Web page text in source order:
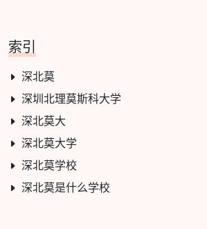
索引
深北莫
深圳北理莫斯科大学
深北莫大
深北莫大学
深北莫学校
深北莫是什么学校